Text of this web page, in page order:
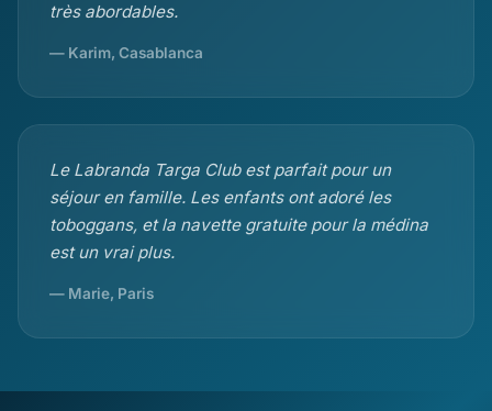
très abordables.
— Karim, Casablanca
Le Labranda Targa Club est parfait pour un
séjour en famille. Les enfants ont adoré les
toboggans, et la navette gratuite pour la médina
est un vrai plus.
— Marie, Paris